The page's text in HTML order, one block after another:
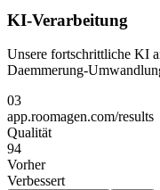
KI-Verarbeitung
Unsere fortschrittliche KI
Daemmerung-
03
app.roomagen.com/results
Qualität
94
Vorher
Verbessert